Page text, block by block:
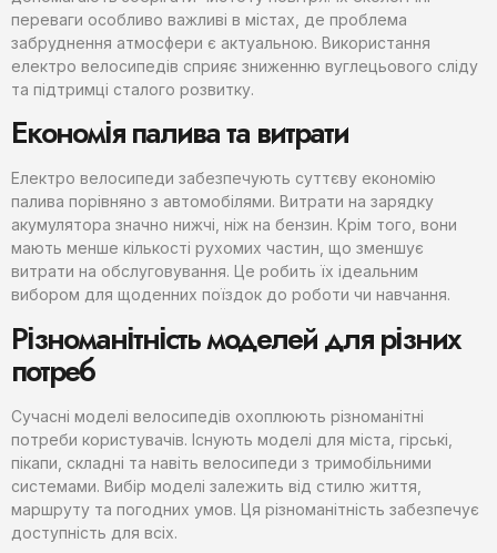
переваги особливо важливі в містах, де проблема
забруднення атмосфери є актуальною. Використання
електро велосипедів сприяє зниженню вуглецьового сліду
та підтримці сталого розвитку.
Економія палива та витрати
Електро велосипеди забезпечують суттєву економію
палива порівняно з автомобілями. Витрати на зарядку
акумулятора значно нижчі, ніж на бензин. Крім того, вони
мають менше кількості рухомих частин, що зменшує
витрати на обслуговування. Це робить їх ідеальним
вибором для щоденних поїздок до роботи чи навчання.
Різноманітність моделей для різних
потреб
Сучасні моделі велосипедів охоплюють різноманітні
потреби користувачів. Існують моделі для міста, гірські,
пікапи, складні та навіть велосипеди з тримобільними
системами. Вибір моделі залежить від стилю життя,
маршруту та погодних умов. Ця різноманітність забезпечує
доступність для всіх.